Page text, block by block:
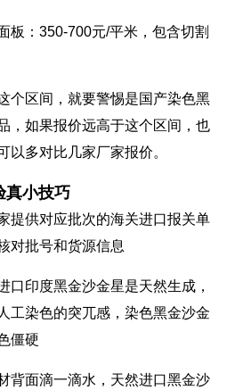
板：350-700元/平米，包含切割
个区间，就要警惕是国产染色黑
，如果报价远高于这个区间，也
以多对比几家厂家报价。
真小技巧
提供对应批次的海关进口报关单
对批号和货源信息
口印度黑金沙金星是天然生成，
工染色的突兀感，染色黑金沙金
僵硬
背面滴一滴水，天然进口黑金沙